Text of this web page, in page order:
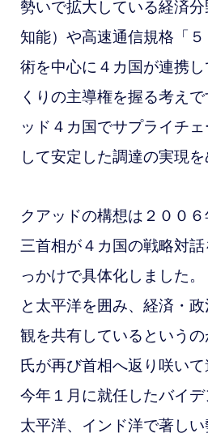
勢いで拡大している経済
知能）や高速通信規格「
術を中心に４カ国が連携
くりの主導権を握る考えで
ッド４カ国でサプライチ
して安定した調達の実現を
クアッドの構想は２００
三首相が４カ国の戦略対
っかけで具体化しました
と太平洋を囲み、経済・
観を共有しているという
氏が再び首相へ返り咲いて
今年１月に就任したバイ
太平洋、インド洋で著し